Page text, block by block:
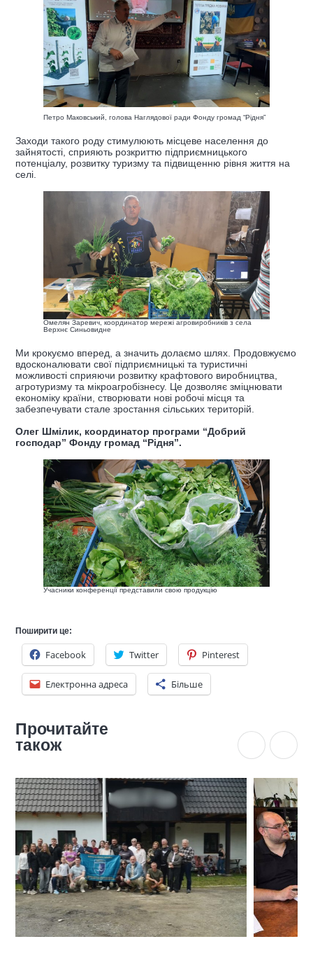
Петро Маковський, голова Наглядової ради Фонду громад “Рідня”
Заходи такого роду стимулюють місцеве населення до
зайнятості, сприяють розкриттю підприємницького
потенціалу, розвитку туризму та підвищенню рівня життя на
селі.
Омелян Заревич, координатор мережі агровиробників з села
Верхнє Синьовидне
Ми крокуємо вперед, а значить долаємо шлях. Продовжуємо
вдосконалювати свої підприємницькі та туристичні
можливості сприяючи розвитку крафтового виробництва,
агротуризму та мікроагробізнесу. Це дозволяє зміцнювати
економіку країни, створювати нові робочі місця та
забезпечувати стале зростання сільських територій.
Олег Шмілик, координатор програми “Добрий
господар” Фонду громад “Рідня”.
Учасники конференції представили свою продукцію
Поширити це:
Facebook Twitter Pinterest
Електронна адреса Більше
Прочитайте
також